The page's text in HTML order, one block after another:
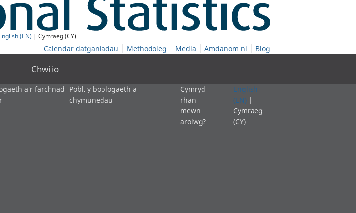
(EN) | Cymraeg (CY)
Calendar datganiadau Methodoleg Media Amdanom ni Blog
Chwilio
a'r farchnad Pobl, y boblogaeth a
chymunedau
Cymryd
rhan
mewn
arolwg?
English
(EN) |
Cymraeg
(CY)